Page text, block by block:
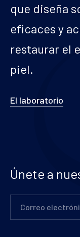
que diseña
eficaces y
restaurar el
piel.
El laboratorio
Únete a
Correo